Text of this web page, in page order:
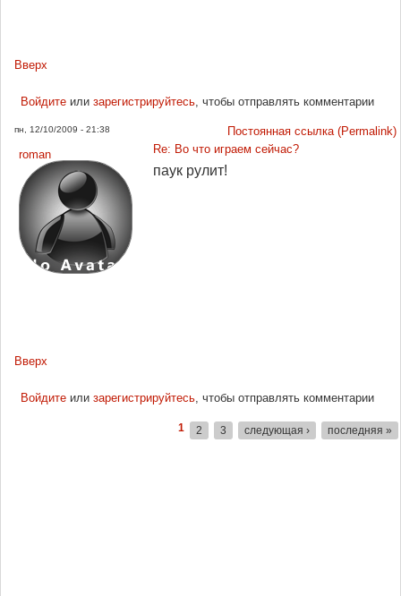
Вверх
Войдитеили зарегистрируйтесь, чтобы отправлять комментарии
пн, 12/10/2009 - 21:38
Постоянная ссылка (Permalink)
roman
Re: Во что играем сейчас?
паук рулит!
Вверх
Войдитеили зарегистрируйтесь, чтобы отправлять комментарии
1 2 3 следующая › последняя »